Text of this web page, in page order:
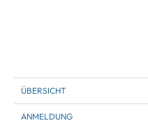
ÜBERSICHT
ANMELDUNG